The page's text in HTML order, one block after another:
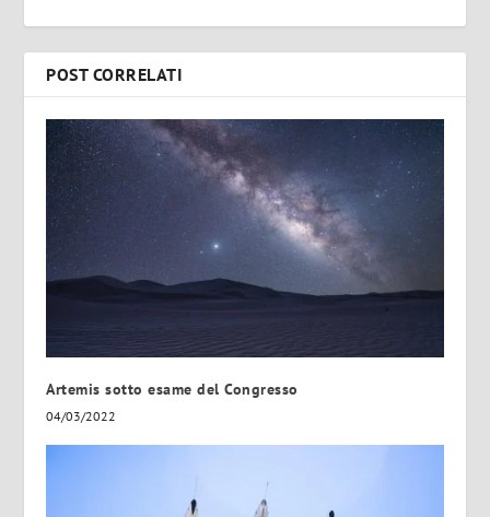
POST CORRELATI
Artemis sotto esame del Congresso
04/03/2022